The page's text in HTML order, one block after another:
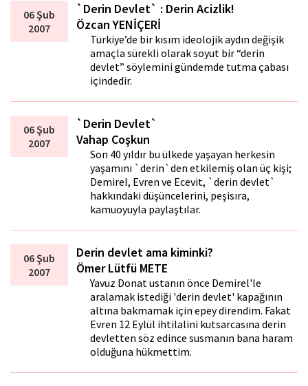
06 Şub
2007
`Derin Devlet` : Derin Acizlik!
Özcan YENİÇERİ
Türkiye’de bir kısım ideolojik aydın değişik
amaçla sürekli olarak soyut bir “derin
devlet” söylemini gündemde tutma çabası
içindedir.
06 Şub
2007
`Derin Devlet`
Vahap Coşkun
Son 40 yıldır bu ülkede yaşayan herkesin
yaşamını `derin`den etkilemiş olan üç kişi;
Demirel, Evren ve Ecevit, `derin devlet`
hakkındaki düşüncelerini, peşisıra,
kamuoyuyla paylaştılar.
06 Şub
2007
Derin devlet ama kiminki?
Ömer Lütfü METE
Yavuz Donat ustanın önce Demirel'le
aralamak istediği 'derin devlet' kapağının
altına bakmamak için epey direndim. Fakat
Evren 12 Eylül ihtilalini kutsarcasına derin
devletten söz edince susmanın bana haram
olduğuna hükmettim.